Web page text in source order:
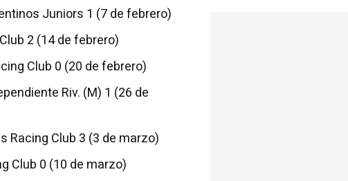
Juniors 1 (7 de febrero)
2 (14 de febrero)
Club 0 (20 de febrero)
Riv. (M) 1 (26 de
Racing Club 3 (3 de marzo)
Club 0 (10 de marzo)